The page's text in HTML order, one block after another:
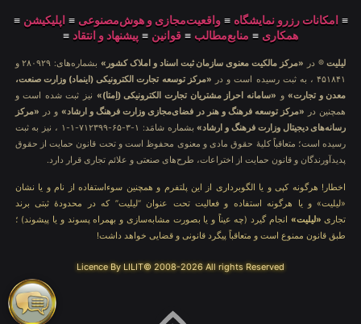
≡ امکانات رزرو نمایشگاه ≡واقعیت‌مجازی و هوش‌مصنوعی ≡ اپلیکیشن ≡
همکاری ≡ منابع‌مطالب ≡ قوانین ≡ پیشنهاد و انتقاد ≡
لیلیت® در «مرکز مالکیت معنوی سازمان ثبت اسناد و املاک کشور»
بشماره‌های: ۲۸۰۹۲۹ و
۴۵۱۸۴۱ ، به ثبت رسیده است و در
«مرکز توسعه تجارت الکترونیکی (اینماد) وزارت صنعت،
معدن و تجارت»و «سامانه احراز مشتریان تجارت الکترونیکی (اِمتا)» نیز ثبت شده است و
همچنین در «مرکز توسعه فرهنگ و هنر در فضای‌مجازی وزارت فرهنگ و ارشاد» و در «مرکز
رسانه‌های دیجیتال وزارت فرهنگ و ارشاد»
بشماره شامَد: ۱-۳-۶۵-۷۱۲۳۹۹-۱-۱ ، نیز به ثبت
رسیده است؛ متعاقباً کلیهٔ حقوق مادی و معنوی محفوظ است و تحت قانون حمایت از حقوق
پدیدآورندگان و قانون حمایت از اختراعات، طرح‌های صنعتی و علائم تجاری قرار دارد.
اخطار! هرگونه کپی و یا الگوبرداری از این پلتفرم و همچنین سوءاستفاده از نام و یا نشان
«لیلیت» و یا هرگونه استفاده و فعالیت تحت عنوان “لیلیت” که در محدودهٔ ثبتی برند
تجاری «لیلیت» انجام گیرد (چه عیناً و یا بصورت مشابه‌سازی و بهمراه پسوند و یا پیشوند) ؛
طبق قانون ممنوع است و متعاقباً پیگرد قانونی و قضایی خواهد داشت!
Licence By LILIT© 2008-2026 All rights Reserved